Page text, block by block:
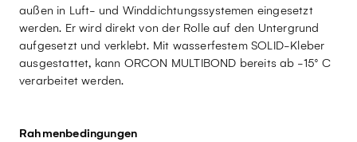
außen in Luft- und Winddichtungssystemen eingesetzt
werden. Er wird direkt von der Rolle auf den Untergrund
aufgesetzt und verklebt. Mit wasserfestem SOLID-Kleber
ausgestattet, kann ORCON MULTIBOND bereits ab -15° C
verarbeitet werden.
Rahmenbedingungen